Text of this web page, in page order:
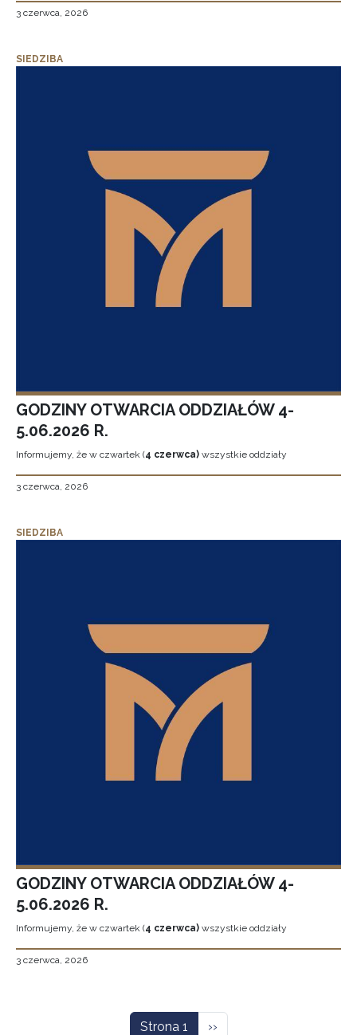
3 czerwca, 2026
SIEDZIBA
GODZINY OTWARCIA ODDZIAŁÓW 4-
5.06.2026 R.
Informujemy, że w czwartek (4 czerwca) wszystkie oddziały
3 czerwca, 2026
SIEDZIBA
GODZINY OTWARCIA ODDZIAŁÓW 4-
5.06.2026 R.
Informujemy, że w czwartek (4 czerwca) wszystkie oddziały
3 czerwca, 2026
Strona 1 Następna strona
››